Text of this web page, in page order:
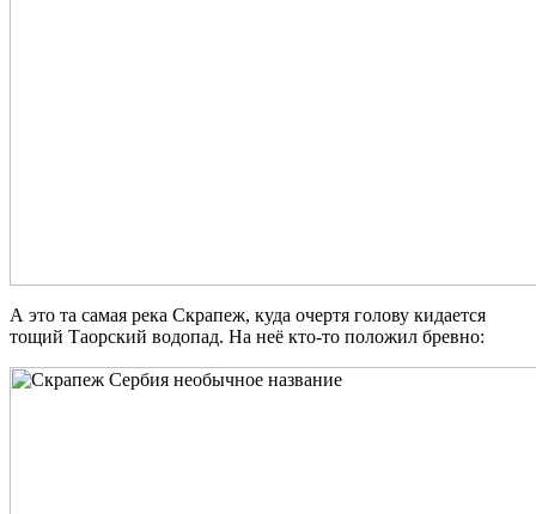
А это та самая река Скрапеж, куда очертя голову кидается
тощий Таорский водопад. На неё кто-то положил бревно: